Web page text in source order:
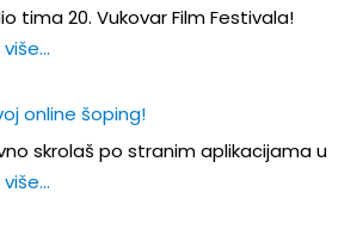
tima 20. Vukovar Film Festivala!
online šoping!
skrolaš po stranim aplikacijama u